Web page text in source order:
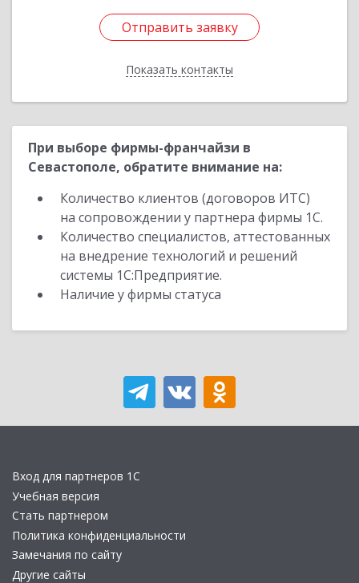
Отправить заявку
Показать контакты
Отправить заявку
Назад
При выборе фирмы-франчайзи в
Севастополе, обратите внимание на:
Количество клиентов (договоров ИТС)
на сопровождении у партнера фирмы 1С.
Количество специалистов, аттестованных
на внедрение технологий и решений
системы 1С:Предприятие.
Наличие у фирмы статуса
Вход для партнеров 1С
Учебная версия
Стать партнером
Политика конфиденциальности
Замечания по сайту
Другие сайты